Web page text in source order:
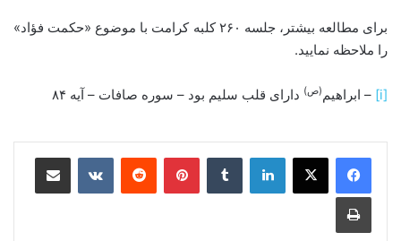
برای مطالعه بیشتر، جلسه ۲۶۰ کلبه کرامت با موضوع «حکمت فؤاد»
را ملاحظه نمایید.
[i] – ابراهیم (ص) دارای قلب سلیم بود – سوره صافات – آیه ۸۴
لینکدین ‫تامبلر ‫پین‌ترست‫رددیت ‫VKontakteاشتراک گذاری از طریق ایمیل
چاپ